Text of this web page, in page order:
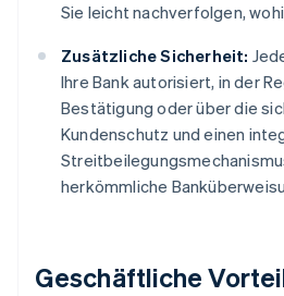
Sie leicht nachverfolgen,
Zusätzliche Sicherheit:
Ihre Bank autorisiert, in der
Bestätigung oder über die
Kundenschutz und einen
herkömmliche
Geschäftliche